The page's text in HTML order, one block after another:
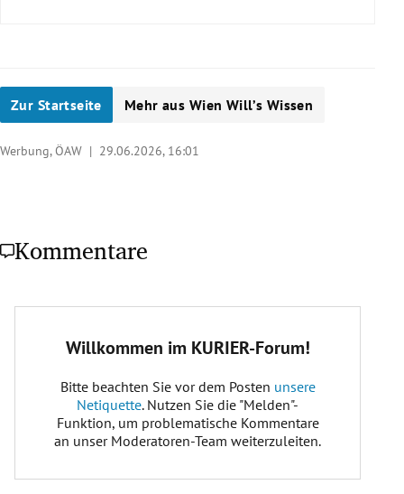
Zur Startseite Mehr aus Wien Will’s Wissen
Werbung, ÖAW | 29.06.2026, 16:01
Kommentare